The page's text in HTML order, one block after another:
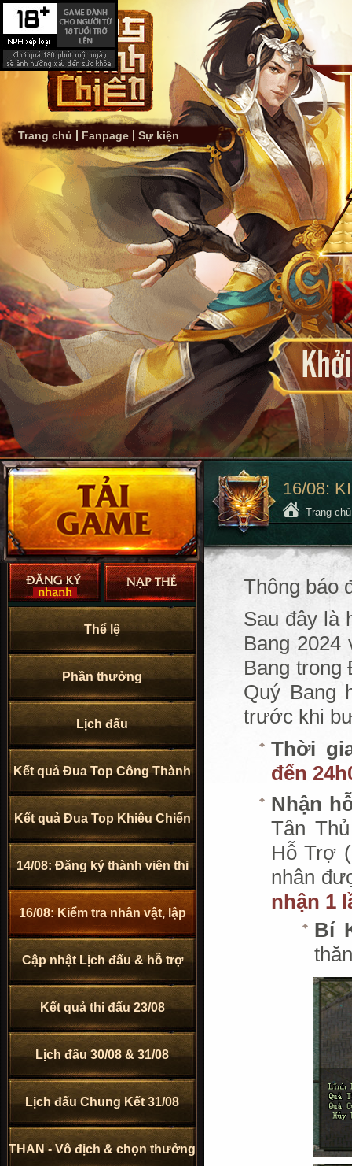
Trang chủ Fanpage Sự kiện
Thể lệ
Phần thưởng
Lịch đấu
Kết quả Đua Top Công Thành
Kết quả Đua Top Khiêu Chiến
Lệnh
14/08: Đăng ký thành viên thi
đấu TĐB 2024
16/08: Kiểm tra nhân vật, lập
Bang
Cập nhật Lịch đấu & hỗ trợ
KNB
Kết quả thi đấu 23/08
Lịch đấu 30/08 & 31/08
Lịch đấu Chung Kết 31/08
THAN - Vô địch & chọn thưởng
16/08:
Trang
Thông báo
Sau đây là
Bang 2024
Bang
Quý Bang
trước khi
Thời
đến
Nhận
Tân
Hỗ Trợ (
nhân
nhận 1
Bí